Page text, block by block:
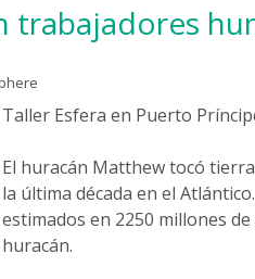
trabajadores
Taller Esfera en Puerto
El huracán Matthew tocó
la última década en el
estimados en 2250 millones
huracán.